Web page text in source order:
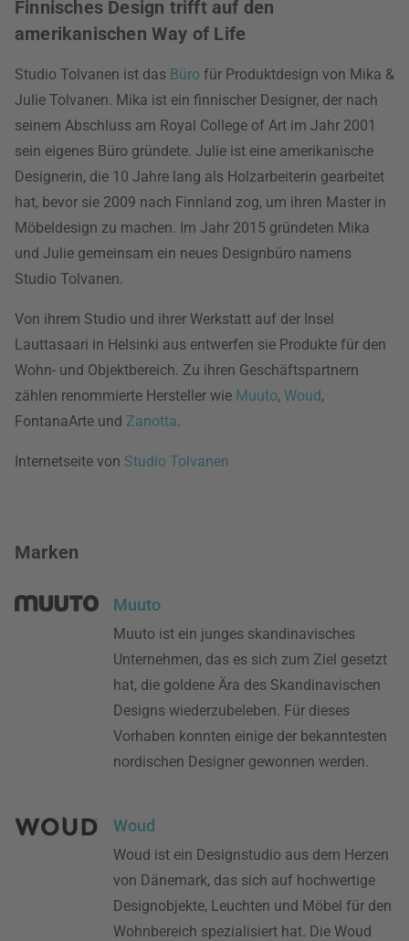
Finnisches Design trifft auf den
amerikanischen Way of Life
Studio Tolvanen ist das Büro für Produktdesign von Mika &
Julie Tolvanen. Mika ist ein finnischer Designer, der nach
seinem Abschluss am Royal College of Art im Jahr 2001
sein eigenes Büro gründete. Julie ist eine amerikanische
Designerin, die 10 Jahre lang als Holzarbeiterin gearbeitet
hat, bevor sie 2009 nach Finnland zog, um ihren Master in
Möbeldesign zu machen. Im Jahr 2015 gründeten Mika
und Julie gemeinsam ein neues Designbüro namens
Studio Tolvanen.
Von ihrem Studio und ihrer Werkstatt auf der Insel
Lauttasaari in Helsinki aus entwerfen sie Produkte für den
Wohn- und Objektbereich. Zu ihren Geschäftspartnern
zählen renommierte Hersteller wie Muuto, Woud,
FontanaArte und Zanotta.
Internetseite von Studio Tolvanen
Marken
Muuto
Muuto ist ein junges skandinavisches
Unternehmen, das es sich zum Ziel gesetzt
hat, die goldene Ära des Skandinavischen
Designs wiederzubeleben. Für dieses
Vorhaben konnten einige der bekanntesten
nordischen Designer gewonnen werden.
Woud
Woud ist ein Designstudio aus dem Herzen
von Dänemark, das sich auf hochwertige
Designobjekte, Leuchten und Möbel für den
Wohnbereich spezialisiert hat. Die Woud